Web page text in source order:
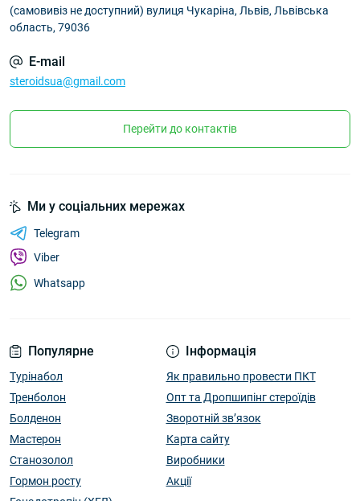
(самовивіз не доступний) вулиця Чукаріна, Львів, Львівська
область, 79036
E-mail
steroidsua@gmail.com
Перейти до контактів
Популярне
Турінабол
Тренболон
Болденон
Мастерон
Станозолол
Гормон росту
Інформація
Як правильно провести ПКТ
Опт та Дропшипінг стероїдів
Зворотній зв’язок
Карта сайту
Виробники
Акції
Ми у соціальних мережах
Telegram
Viber
Whatsapp